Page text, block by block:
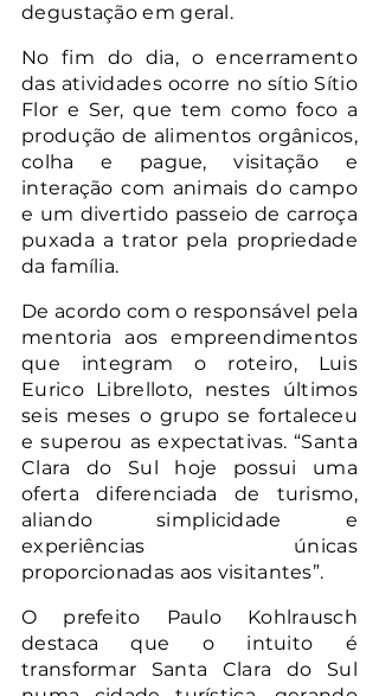
degustação em geral.
No fim do dia, o encerramento
das atividades ocorre no sítio Sítio
Flor e Ser, que tem como foco a
produção de alimentos orgânicos,
colha e pague, visitação e
interação com animais do campo
e um divertido passeio de carroça
puxada a trator pela propriedade
da família.
De acordo com o responsável pela
mentoria aos empreendimentos
que integram o roteiro, Luis
Eurico Librelloto, nestes últimos
seis meses o grupo se fortaleceu
e superou as expectativas. “Santa
Clara do Sul hoje possui uma
oferta diferenciada de turismo,
aliando simplicidade e
experiências únicas
proporcionadas aos visitantes”.
O prefeito Paulo Kohlrausch
destaca que o intuito é
transformar Santa Clara do Sul